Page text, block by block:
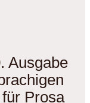
Ausgabe
Prosa